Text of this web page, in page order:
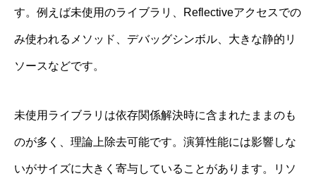
す。例えば未使用のライブラリ、Reflectiveアクセスでの
み使われるメソッド、デバッグシンボル、大きな静的リ
ソースなどです。
未使用ライブラリは依存関係解決時に含まれたままのも
のが多く、理論上除去可能です。演算性能には影響しな
いがサイズに大きく寄与していることがあります。リソ